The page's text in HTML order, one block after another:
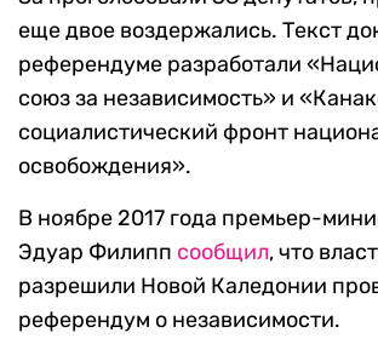
еще двое воздержались. Текст
референдуме разработали
союз за независимость» и
социалистический фронт
освобождения».
В ноябре 2017 года премьер-
Эдуар Филипп сообщил, что
разрешили Новой Каледонии
референдум о независимости.